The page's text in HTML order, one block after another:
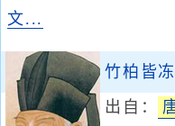
文...
竹柏皆
出自：